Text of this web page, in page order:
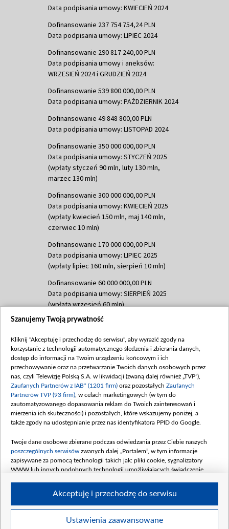
Data podpisania umowy: KWIECIEŃ 2024
Dofinansowanie 237 754 754,24 PLN
Data podpisania umowy: LIPIEC 2024
Dofinansowanie 290 817 240,00 PLN
Data podpisania umowy i aneksów:
WRZESIEŃ 2024 i GRUDZIEŃ 2024
Dofinansowanie 539 800 000,00 PLN
Data podpisania umowy: PAŹDZIERNIK 2024
Dofinansowanie 49 848 800,00 PLN
Data podpisania umowy: LISTOPAD 2024
Dofinansowanie 350 000 000,00 PLN
Data podpisania umowy: STYCZEŃ 2025
(wpłaty styczeń 90 mln, luty 130 mln,
marzec 130 mln)
Dofinansowanie 300 000 000,00 PLN
Data podpisania umowy: KWIECIEŃ 2025
(wpłaty kwiecień 150 mln, maj 140 mln,
czerwiec 10 mln)
Dofinansowanie 170 000 000,00 PLN
Data podpisania umowy: LIPIEC 2025
(wpłaty lipiec 160 mln, sierpień 10 mln)
Dofinansowanie 60 000 000,00 PLN
Data podpisania umowy: SIERPIEŃ 2025
(wpłata wrzesień 60 mln)
Dofinansowanie 635 783 051,21 PLN
(wpłata wrzesień 100 mln, październik 350
mln, listopad 265 mln)
Dofinansowanie 48 862 000,00 PLN
Data podpisania umowy: GRUDZIEŃ 2025
(wpłata grudzień 60,548 mln)
Dofinansowanie 900 000 000,00 PLN
Data podpisania umowy: LUTY 2026 (wpłata
kwiecień 180 mln, 7 maja 180 mln, 8
czerwca 90 mln)
Dofinansowanie 250 000 000,00 PLN
4 sierpnia 250 mln
Szanujemy Twoją prywatność
Kliknij "Akceptuję i przechodzę do serwisu", aby wyrazić zgody na
korzystanie z technologii automatycznego śledzenia i zbierania danych,
dostęp do informacji na Twoim urządzeniu końcowym i ich
przechowywanie oraz na przetwarzanie Twoich danych osobowych przez
nas, czyli Telewizję Polską S.A. w likwidacji (zwaną dalej również „TVP”),
Zaufanych Partnerów z IAB* (1201 firm) oraz pozostałych Zaufanych
Partnerów TVP (93 firm) , w celach marketingowych (w tym do
zautomatyzowanego dopasowania reklam do Twoich zainteresowań i
mierzenia ich skuteczności) i pozostałych, które wskazujemy poniżej, a
także zgody na udostępnianie przez nas identyfikatora PPID do Google.
Twoje dane osobowe zbierane podczas odwiedzania przez Ciebie naszych
poszczególnych serwisów zwanych dalej „Portalem”, w tym informacje
zapisywane za pomocą technologii takich jak: pliki cookie, sygnalizatory
WWW lub innych podobnych technologii umożliwiających świadczenie
Twoje dane osobowe zbierane podczas odwiedzania przez Ciebie
Ustawienia zaawansowane
Akceptuję i przechodzę do serwisu